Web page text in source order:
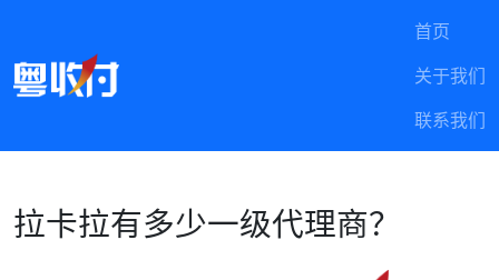
首页
关于我们
联系我们
拉卡拉有多少一级代理商？